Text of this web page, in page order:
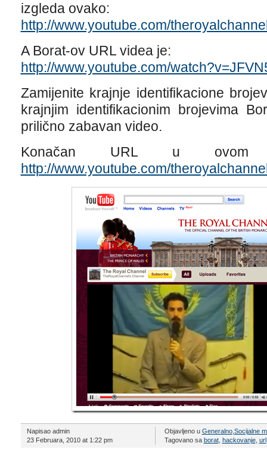
izgleda ovako:
http://www.youtube.com/
A Borat-ov URL videa je:
http://www.youtube.com/
Zamijenite krajnje identifikacione
krajnjim identifikacionim brojevima
prilično zabavan video.
Konačan URL u
http://www.youtube.com/
Napisao admin
23 Februara, 2010 at 1:22 pm
Objavljeno u Generalno, Socijalne
Tagovano sa borat, hackovanje, url